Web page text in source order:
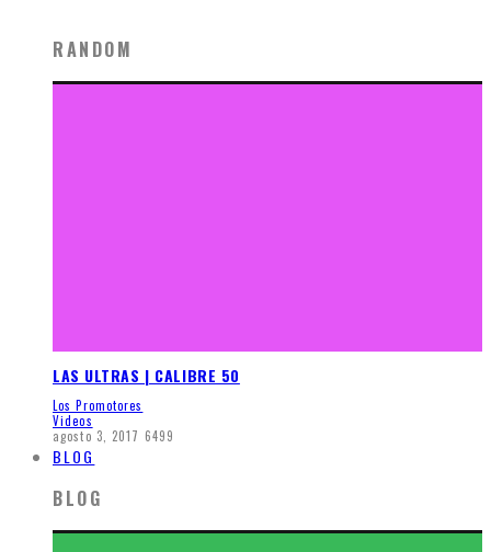
RANDOM
LAS ULTRAS | CALIBRE 50
Los Promotores
Videos
agosto 3, 2017 6499
BLOG
BLOG